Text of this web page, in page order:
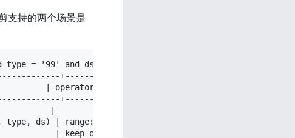
支持的两个场景是
type = '99' and ds = date '2024-01-02';
| operator info
|
ds) | range:["4566440" "5eff63cd38e69d8" "99" 2024-
| keep order:false